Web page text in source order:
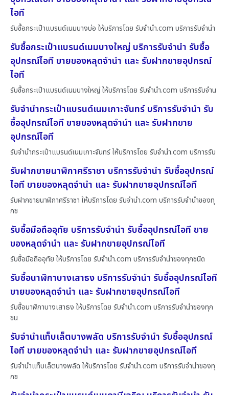
ไอที
รับซื้อกระเป๋าแบรนด์เนมบางบ่อ ให้บริการโดย รับจํานํา.com บริการรับจำนำ
รับซื้อกระเป๋าแบรนด์เนมบางใหญ่ บริการรับจำนำ รับซื้อ
อุปกรณ์ไอที ขายของหลุดจำนำ และ รับฝากขายอุปกรณ์
ไอที
รับซื้อกระเป๋าแบรนด์เนมบางใหญ่ ให้บริการโดย รับจํานํา.com บริการรับจำน
รับจำนำกระเป๋าแบรนด์เนมเกาะจันทร์ บริการรับจำนำ รับ
ซื้ออุปกรณ์ไอที ขายของหลุดจำนำ และ รับฝากขาย
อุปกรณ์ไอที
รับจำนำกระเป๋าแบรนด์เนมเกาะจันทร์ ให้บริการโดย รับจํานํา.com บริการรับ
รับฝากขายนาฬิกาศรีราชา บริการรับจำนำ รับซื้ออุปกรณ์
ไอที ขายของหลุดจำนำ และ รับฝากขายอุปกรณ์ไอที
รับฝากขายนาฬิกาศรีราชา ให้บริการโดย รับจํานํา.com บริการรับจำนำของทุ
กช
รับซื้อมือถืออุทัย บริการรับจำนำ รับซื้ออุปกรณ์ไอที ขาย
ของหลุดจำนำ และ รับฝากขายอุปกรณ์ไอที
รับซื้อมือถืออุทัย ให้บริการโดย รับจํานํา.com บริการรับจำนำของทุกชนิด
รับซื้อนาฬิกาบางเสาธง บริการรับจำนำ รับซื้ออุปกรณ์ไอที
ขายของหลุดจำนำ และ รับฝากขายอุปกรณ์ไอที
รับซื้อนาฬิกาบางเสาธง ให้บริการโดย รับจํานํา.com บริการรับจำนำของทุก
ชน
รับจำนำแท็บเล็ตบางพลัด บริการรับจำนำ รับซื้ออุปกรณ์
ไอที ขายของหลุดจำนำ และ รับฝากขายอุปกรณ์ไอที
รับจำนำแท็บเล็ตบางพลัด ให้บริการโดย รับจํานํา.com บริการรับจำนำของทุ
กช